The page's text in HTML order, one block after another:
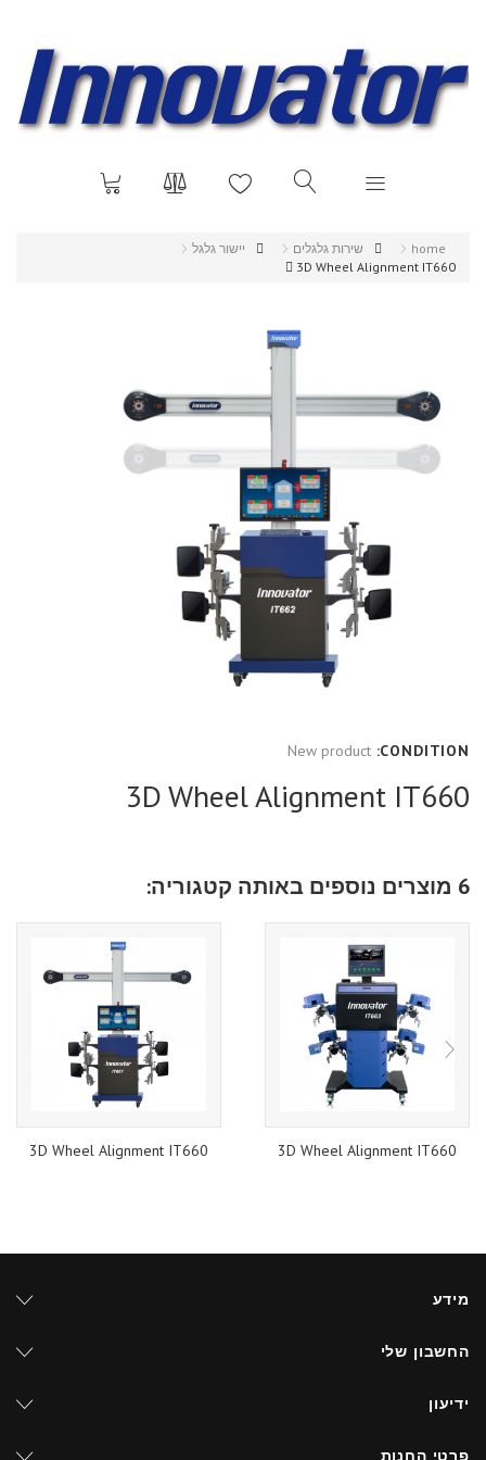
home שירות גלגלים
יישור גלגל
3D Wheel Alignment IT660
CONDITION:
New product
3D Wheel Alignment IT660
6 מוצרים נוספים באותה קטגוריה:
3D Wheel Alignment IT660 3D Wheel Alignment IT660
מידע
החשבון שלי
ידיעון
פרטי החנות